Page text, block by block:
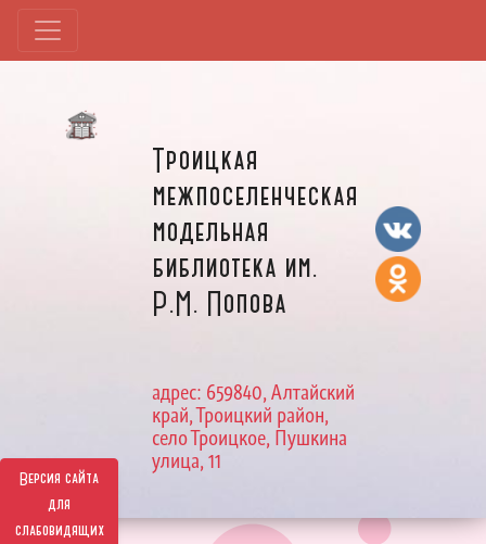
Версия сайта
для
слабовидящих
Троицкая
межпоселенческая
модельная
библиотека им.
Р.М. Попова
адрес: 659840, Алтайский
край, Троицкий район,
село Троицкое, Пушкина
улица, 11